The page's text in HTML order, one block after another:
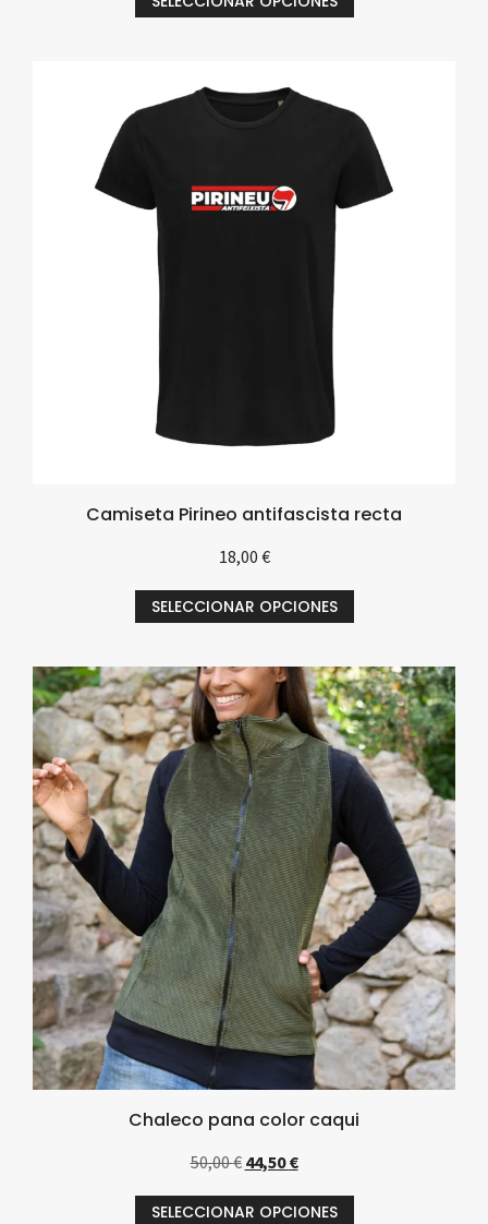
Camiseta Pirineo antifascista recta
18,00 €
SELECCIONAR OPCIONES
Chaleco pana color caqui
50,00€ 44,50€
SELECCIONAR OPCIONES